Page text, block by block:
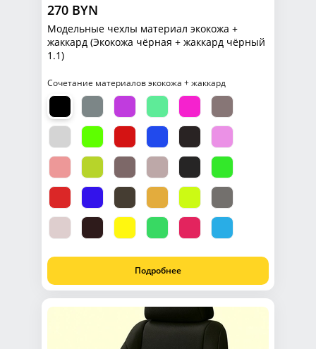
270 BYN
Модельные чехлы материал экокожа +
жаккард (Экокожа чёрная + жаккард чёрный
1.1)
Сочетание материалов экокожа + жаккард
Подробнее